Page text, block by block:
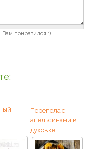
Вам понравился :)
Перепела с
апельсинами в
духовке